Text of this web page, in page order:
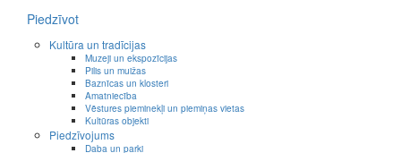
Piedzīvot
Kultūra un tradīcijas
Muzeji un ekspozīcijas
Pilis un muižas
Baznīcas un klosteri
Amatniecība
Vēstures pieminekļi un piemiņas vietas
Kultūras objekti
Piedzīvojums
Daba un parki